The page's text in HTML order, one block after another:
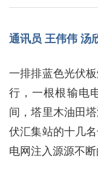
通讯员 王伟伟 汤
一排排蓝色光伏
行，一根根输电
间，塔里木油田
伏汇集站的十几
电网注入源源不断